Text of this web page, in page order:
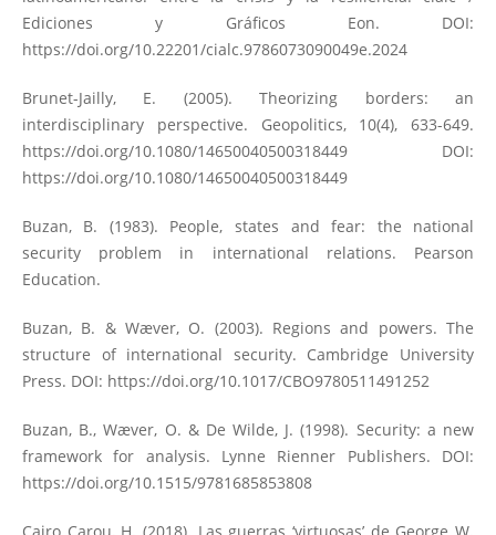
Ediciones y Gráficos Eon. DOI:
https://doi.org/10.22201/cialc.9786073090049e.2024
Brunet-Jailly, E. (2005). Theorizing borders: an
interdisciplinary perspective. Geopolitics, 10(4), 633-649.
https://doi.org/10.1080/14650040500318449DOI:
https://doi.org/10.1080/14650040500318449
Buzan, B. (1983). People, states and fear: the national
security problem in international relations. Pearson
Education.
Buzan, B. & Wæver, O. (2003). Regions and powers. The
structure of international security. Cambridge University
Press. DOI: https://doi.org/10.1017/CBO9780511491252
Buzan, B., Wæver, O. & De Wilde, J. (1998). Security: a new
framework for analysis. Lynne Rienner Publishers. DOI:
https://doi.org/10.1515/9781685853808